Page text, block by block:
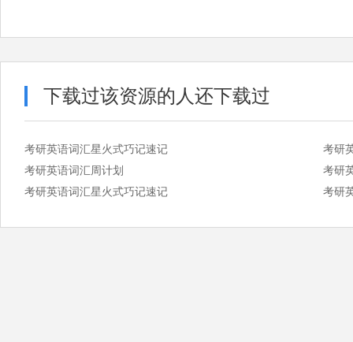
下载过该资源的人还下载过
考研英语词汇星火式巧记速记
考研
考研英语词汇周计划
考研
考研英语词汇星火式巧记速记
考研